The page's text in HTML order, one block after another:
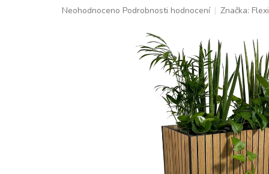
Průměrné
Neohodnoceno Podrobnosti hodnocení Značka: